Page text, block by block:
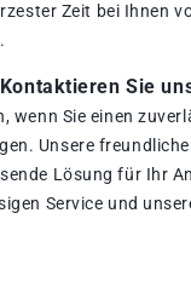
Zeit bei Ihnen
Sie
wenn Sie einen
Unsere
Lösung für Ihr
Service und